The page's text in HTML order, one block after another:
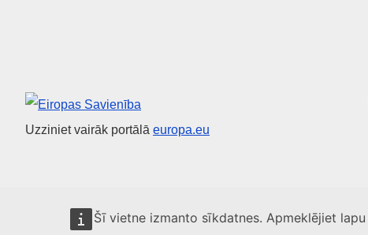
Šī vietne izmanto sīkdatnes. Apmeklējiet lapu
Eiropas Savienība
Uzziniet vairāk portālā europa.eu